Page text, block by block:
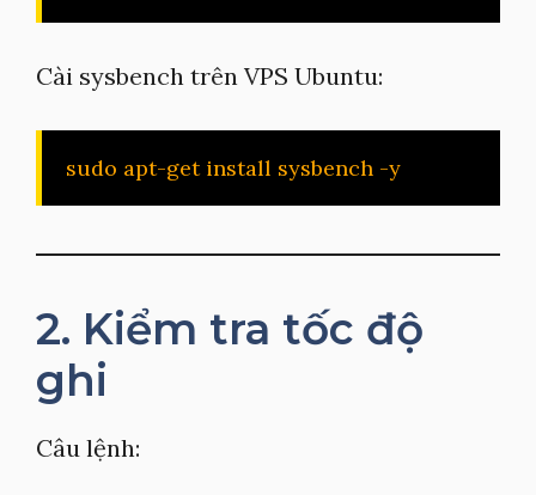
Cài sysbench trên VPS Ubuntu:
sudo apt-get install sysbench -y
2. Kiểm tra tốc độ
ghi
Câu lệnh: